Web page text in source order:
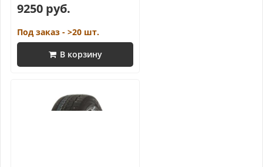
9250 руб.
Под заказ - >20 шт.
В корзину